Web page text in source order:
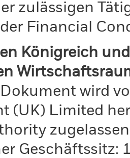
zulässigen
Financial
Königreich
wird
(UK) Limited
Geschäftssitz: